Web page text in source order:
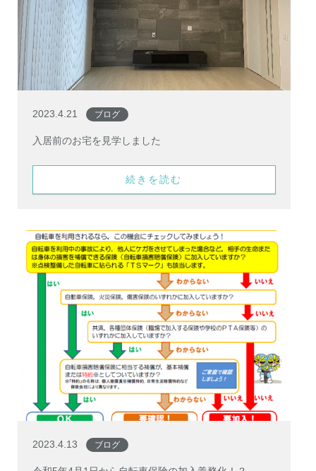
2023.4.21 ブログ
入居前のお宅を見学しました
続きを読む
2023.4.13 ブログ